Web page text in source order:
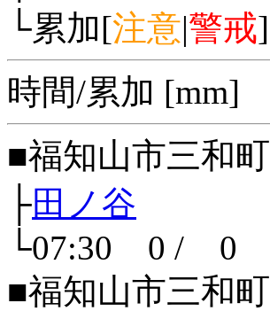
└累加[注意|警戒]
時間/累加 [mm]
■福知山市三和町
├田ノ谷
└07:30 0 / 0
■福知山市三和町